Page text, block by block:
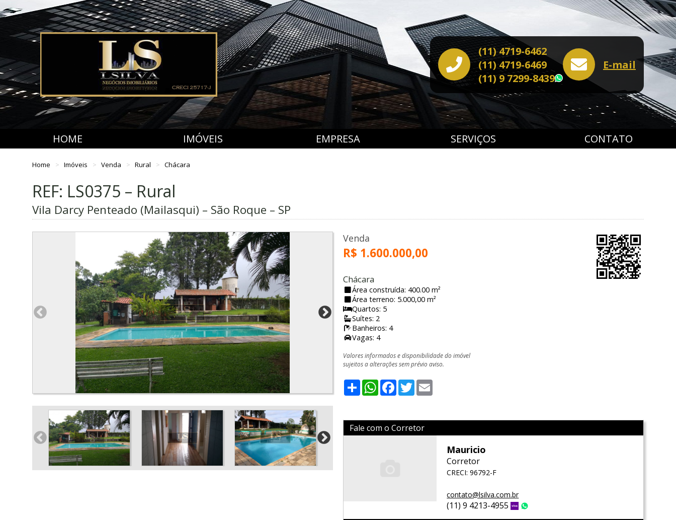
(11) 4719-6462
(11) 4719-6469
(11) 9 7299-8439
WhatsApp
E-mail
HOME IMÓVEIS EMPRESA SERVIÇOS CONTATO
Home Imóveis Venda Rural Chácara
REF: LS0375 – Rural
Vila Darcy Penteado (Mailasqui) – São Roque – SP
Venda
R$ 1.600.000,00
Chácara
Área construída: 400.00 m²
Área terreno: 5.000,00 m²
Quartos: 5
Suítes: 2
Banheiros: 4
Vagas: 4
Valores informados e disponibilidade do imóvel
sujeitos a alterações sem prévio aviso.
ShareWhatsApp
Facebook
Twitter
Fale com o Corretor
Mauricio
Corretor
CRECI: 96792-F
contato@lsilva.com.br
(11) 9 4213-4955 Vivo